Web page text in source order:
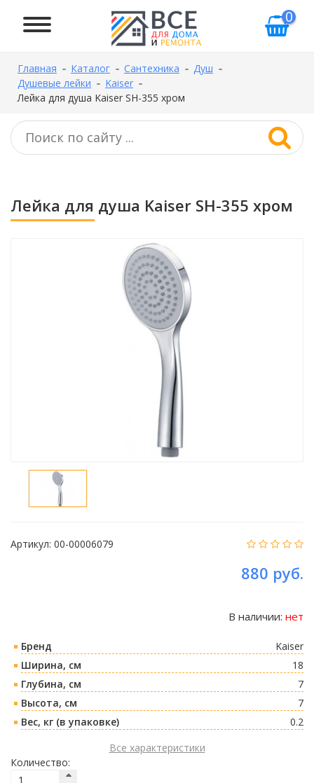
0
Главная Каталог Сантехника
Душ
Душевые лейки
Kaiser
Лейка для душа Kaiser SH-355 хром
Лейка для душа Kaiser SH-355 хром
Артикул: 00-00006079
880 руб.
В наличии: нет
Бренд
Kaiser
Ширина, см
18
Глубина, см
7
Высота, см
7
Вес, кг (в упаковке)
0.2
Все характеристики
Количество: